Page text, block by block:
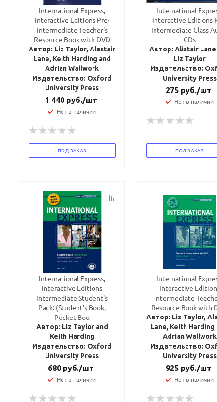
International Express,
Interactive Editions Pre-
Intermediate Teacher's
Resource Book with DVD
Автор: Liz Taylor, Alastair
Lane, Keith Harding and
Adrian Wallwork
Издательство: Oxford
University Press
1 440руб./шт
Нет в наличии
ПОД ЗАКАЗ
International
Interactive Editions
Intermediate Class
CDs
Автор: Alistair Lane
Liz Taylor
Издательство:
University Press
275руб./шт
Нет в наличии
ПОД ЗАКАЗ
International Express,
Interactive Editions
Intermediate Student's
Pack: (Student's Book,
Pocket Boo
Автор: Liz Taylor and
Keith Harding
Издательство: Oxford
University Press
680 руб./шт
Нет в наличии
International
Interactive
Intermediate
Resource Book with
Автор: Liz Taylor,
Lane, Keith Harding
Adrian Wallwork
Издательство:
University Press
925руб./шт
Нет в наличии
политикой
конфидициальности
политикой
конфидициальности